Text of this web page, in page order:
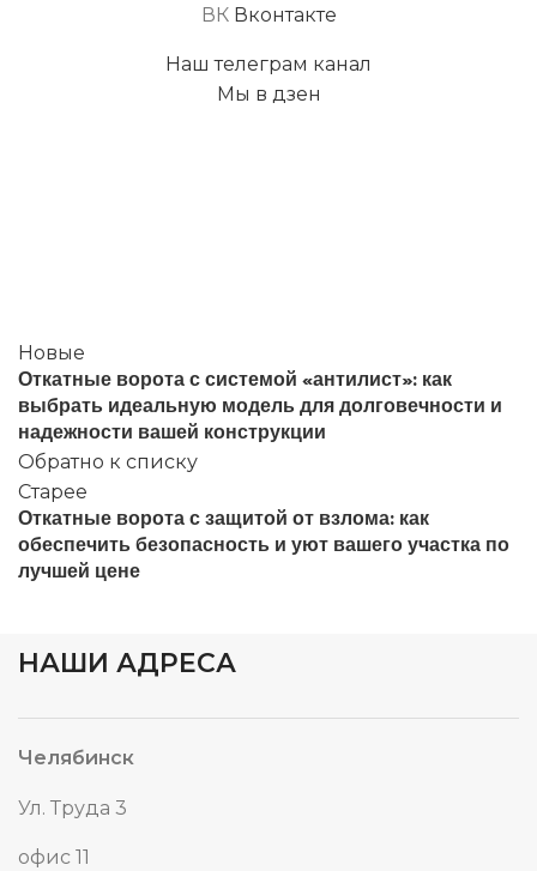
ВК Вконтакте
Наш телеграм канал
Мы в дзен
Новые
Откатные ворота с системой «антилист»: как
выбрать идеальную модель для долговечности и
надежности вашей конструкции
Обратно к списку
Старее
Откатные ворота с защитой от взлома: как
обеспечить безопасность и уют вашего участка по
лучшей цене
НАШИ АДРЕСА
Челябинск
Ул. Труда 3
офис 11